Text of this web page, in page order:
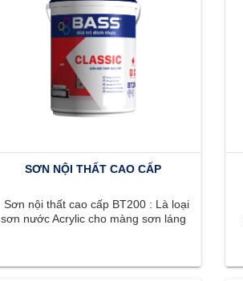
SƠN NỘI THẤT CAO CẤP
Sơn nội thất cao cấp BT200 : Là loại
sơn nước Acrylic cho màng sơn láng